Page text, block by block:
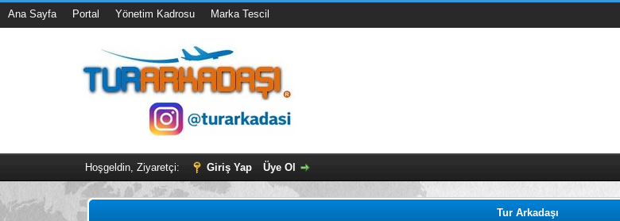
Ana Sayfa Portal Yönetim Kadrosu Marka Tescil
Hoşgeldin, Ziyaretçi: Giriş Yap Üye Ol
Tur Arkadaşı